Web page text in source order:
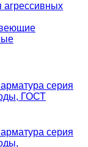
агрессивных
серия
ГОСТ
серия